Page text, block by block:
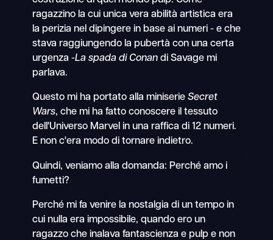
ragazzino la cui unica vera abilità artistica era
la perizia nel dipingere in base ai numeri - e che
stava raggiungendo la pubertà con una certa
urgenza -La spada di Conandi Savage mi
parlava.
Questo mi ha portato alla miniserie Secret
Wars, che mi ha fatto conoscere il tessuto
dell'Universo Marvel in una raffica di 12 numeri.
E non c'era modo di tornare indietro.
Quindi, veniamo alla domanda: Perché amo i
fumetti?
Perché mi fa venire la nostalgia di un tempo in
cui nulla era impossibile, quando ero un
ragazzo che inalava fantascienza e pulp e non